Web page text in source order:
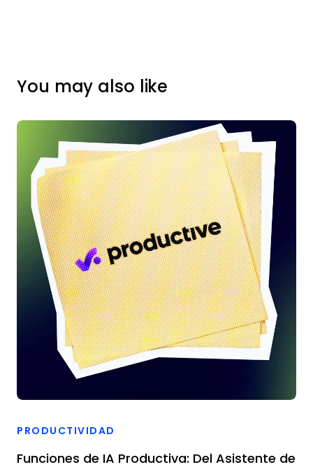
You may also like
PRODUCTIVIDAD
Funciones de IA Productiva: Del Asistente de